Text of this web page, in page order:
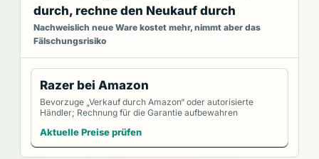
durch, rechne den Neukauf durch
Nachweislich neue Ware kostet mehr, nimmt aber das
Fälschungsrisiko
Razer bei Amazon
Bevorzuge „Verkauf durch Amazon“ oder autorisierte
Händler; Rechnung für die Garantie aufbewahren
Aktuelle Preise prüfen